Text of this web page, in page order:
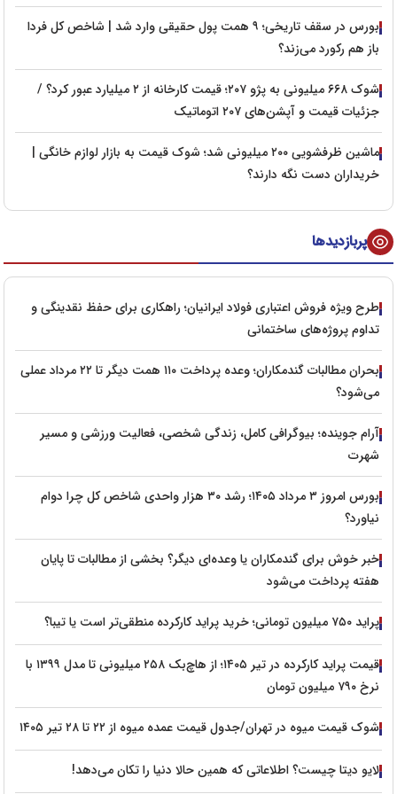
بورس در سقف تاریخی؛ ۹ همت پول حقیقی وارد شد | شاخص کل فردا
باز هم رکورد می‌زند؟
شوک ۶۶۸ میلیونی به پژو ۲۰۷؛ قیمت کارخانه از ۲ میلیارد عبور کرد؟ /
جزئیات قیمت و آپشن‌های ۲۰۷ اتوماتیک
ماشین ظرفشویی ۲۰۰ میلیونی شد؛ شوک قیمت به بازار لوازم خانگی |
خریداران دست نگه دارند؟
پربازدیدها
طرح ویژه فروش اعتباری فولاد ایرانیان؛ راهکاری برای حفظ نقدینگی و
تداوم پروژه‌های ساختمانی
بحران مطالبات گندمکاران؛ وعده پرداخت ۱۱۰ همت دیگر تا ۲۲ مرداد عملی
می‌شود؟
آرام جوینده؛ بیوگرافی کامل، زندگی شخصی، فعالیت ورزشی و مسیر
شهرت
بورس امروز ۳ مرداد ۱۴۰۵؛ رشد ۳۰ هزار واحدی شاخص کل چرا دوام
نیاورد؟
خبر خوش برای گندمکاران یا وعده‌ای دیگر؟ بخشی از مطالبات تا پایان
هفته پرداخت می‌شود
پراید ۷۵۰ میلیون تومانی؛ خرید پراید کارکرده منطقی‌تر است یا تیبا؟
قیمت پراید کارکرده در تیر ۱۴۰۵؛ از هاچ‌بک ۲۵۸ میلیونی تا مدل ۱۳۹۹ با
نرخ ۷۹۰ میلیون تومان
شوک قیمت میوه در تهران/جدول قیمت عمده میوه از ۲۲ تا ۲۸ تیر ۱۴۰۵
لایو دیتا چیست؟ اطلاعاتی که همین حالا دنیا را تکان می‌دهد!